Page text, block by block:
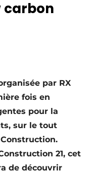
carbon
par RX
fois en
pour la
sur le tout
21, cet
de découvrir